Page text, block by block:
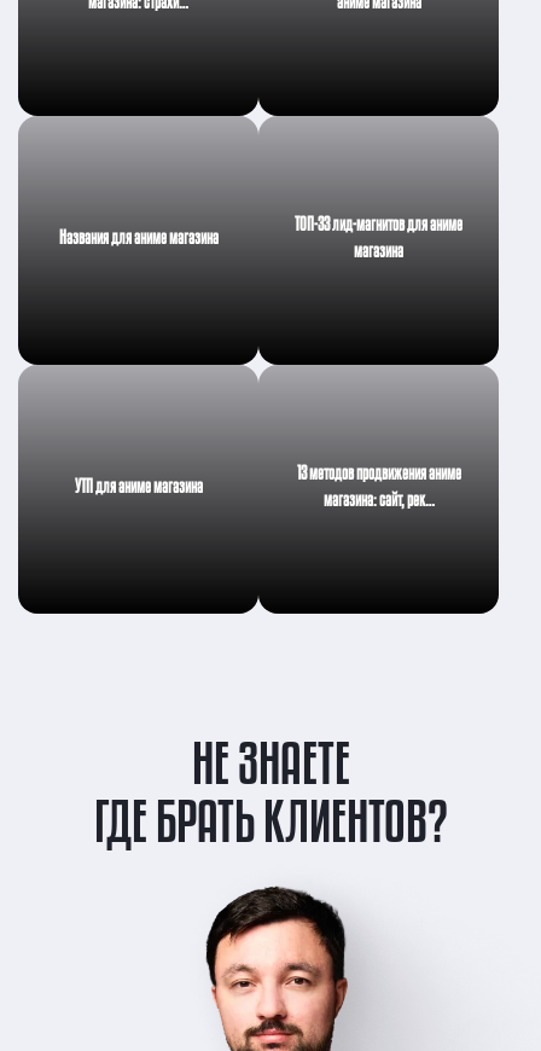
Названия для аниме магазина
ТОП-33 лид-магнитов для аниме
магазина
УТП для аниме магазина
13 методов продвижения аниме
магазина: сайт, рек…
ГДЕ БРАТЬ КЛИЕНТОВ?
НЕ ЗНАЕТЕ